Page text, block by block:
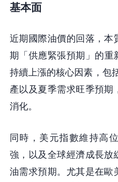
停利價
基本面
近期國際油價的回落，本
期「供應緊張預期​​」的重
持續上漲的核心因素，包
產以及夏季需求旺季預期
消化。
同時，美元指數維持高
強，以及全球經濟成長放
油需求預期。尤其是在歐